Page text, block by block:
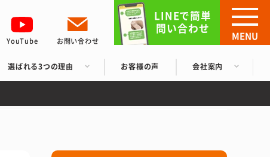
YouTube お問い合わせ
選ばれる3つの理由 お客様の声 会社案内
LINEで簡単
問い合わせ
MENU